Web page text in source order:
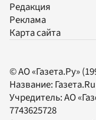
Редакция
Реклама
Карта сайта
© АО «Газета.Ру»
Название: Газета.Ru
Учредитель:АО
7743625728